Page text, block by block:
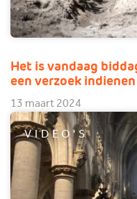
Het is vandaag
een verzoek
13 maart 2024
VIDEO'S